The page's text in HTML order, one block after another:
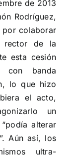
de 2013
Rodríguez,
por colaborar
rector de la
esta cesión
con banda
lo que hizo
el acto,
un
alterar
Aún así, los
ultra-